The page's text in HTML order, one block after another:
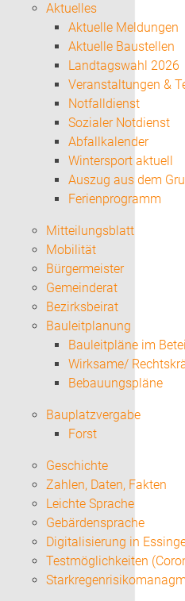
Aktuelles
Aktuelle Meldungen
Aktuelle Baustellen
Landtagswahl 2026
Veranstaltungen &
Notfalldienst
Sozialer Notdienst
Abfallkalender
Wintersport aktuell
Auszug aus dem
Ferienprogramm
Mitteilungsblatt
Mobilität
Bürgermeister
Gemeinderat
Bezirksbeirat
Bauleitplanung
Bauleitpläne im
Wirksame/
Bebauungspläne
Bauplatzvergabe
Forst
Geschichte
Zahlen, Daten, Fakten
Leichte Sprache
Gebärdensprache
Digitalisierung in
Testmöglichkeiten